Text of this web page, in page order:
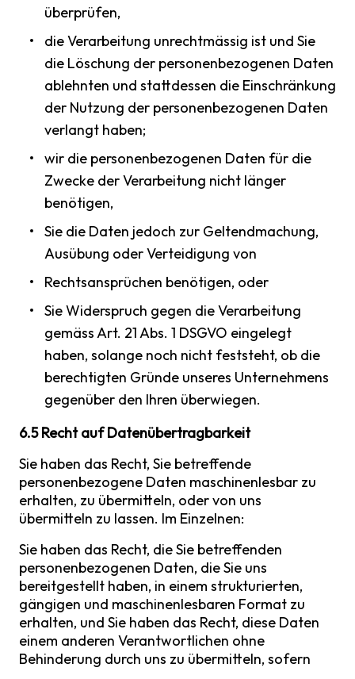
überprüfen,
die Verarbeitung unrechtmässig ist und Sie
die Löschung der personenbezogenen Daten
ablehnten und stattdessen die Einschränkung
der Nutzung der personenbezogenen Daten
verlangt haben;
wir die personenbezogenen Daten für die
Zwecke der Verarbeitung nicht länger
benötigen,
Sie die Daten jedoch zur Geltendmachung,
Ausübung oder Verteidigung von
Rechtsansprüchen benötigen, oder
Sie Widerspruch gegen die Verarbeitung
gemäss Art. 21 Abs. 1 DSGVO eingelegt
haben, solange noch nicht feststeht, ob die
berechtigten Gründe unseres Unternehmens
gegenüber den Ihren überwiegen.
6.5 Recht auf Datenübertragbarkeit
Sie haben das Recht, Sie betreffende
personenbezogene Daten maschinenlesbar zu
erhalten, zu übermitteln, oder von uns
übermitteln zu lassen. Im Einzelnen:
Sie haben das Recht, die Sie betreffenden
personenbezogenen Daten, die Sie uns
bereitgestellt haben, in einem strukturierten,
gängigen und maschinenlesbaren Format zu
erhalten, und Sie haben das Recht, diese Daten
einem anderen Verantwortlichen ohne
Behinderung durch uns zu übermitteln, sofern